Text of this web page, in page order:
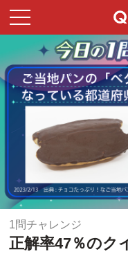
1問チャレンジ
正解率47％のク